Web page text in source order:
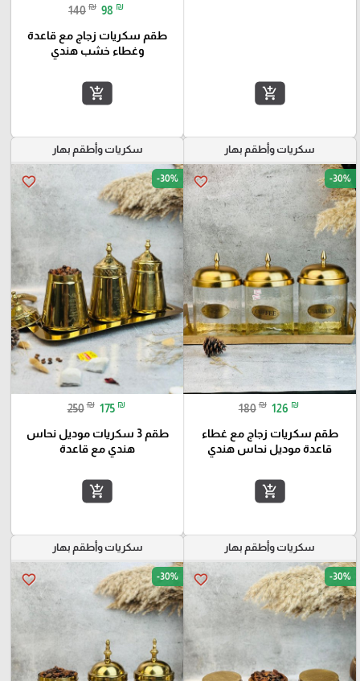
add_shopping_cart
140 ₪ 98 ₪
طقم سكريات زجاج مع قاعدة
وغطاء خشب هندي
add_shopping_cart
سكريات وأطقم بهار
favorite_border -30%
180 ₪ 126 ₪
طقم سكريات زجاج مع غطاء
قاعدة موديل نحاس هندي
add_shopping_cart
سكريات وأطقم بهار
favorite_border -30%
250 ₪ 175 ₪
طقم 3 سكريات موديل نحاس
هندي مع قاعدة
add_shopping_cart
سكريات وأطقم بهار
favorite_border -30%
سكريات وأطقم بهار
favorite_border -30%